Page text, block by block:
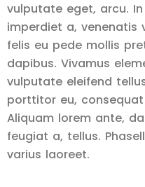
vulputate eget, arcu.
imperdiet a, venenatis
felis eu pede mollis
dapibus. Vivamus
vulputate eleifend
porttitor eu,
Aliquam lorem ante,
feugiat a, tellus.
varius laoreet.